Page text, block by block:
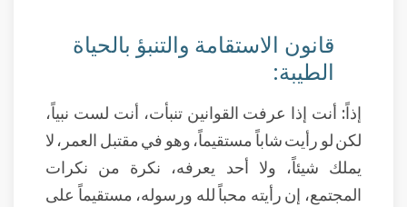
قانون الاستقامة والتنبؤ بالحياة
الطيبة:
إذاً: أنت إذا عرفت القوانين تنبأت، أنت لست نبياً،
لكن لو رأيت شاباً مستقيماً، وهو في مقتبل العمر، لا
يملك شيئاً، ولا أحد يعرفه، نكرة من نكرات
المجتمع، إن رأيته محباً لله ورسوله، مستقيماً على